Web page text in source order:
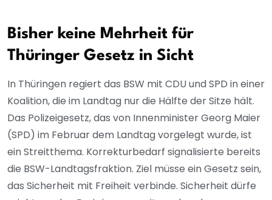
Bisher keine Mehrheit für
Thüringer Gesetz in Sicht
In Thüringen regiert das BSW mit CDU und SPD in einer
Koalition, die im Landtag nur die Hälfte der Sitze hält.
Das Polizeigesetz, das von Innenminister Georg Maier
(SPD) im Februar dem Landtag vorgelegt wurde, ist
ein Streitthema. Korrekturbedarf signalisierte bereits
die BSW-Landtagsfraktion. Ziel müsse ein Gesetz sein,
das Sicherheit mit Freiheit verbinde. Sicherheit dürfe